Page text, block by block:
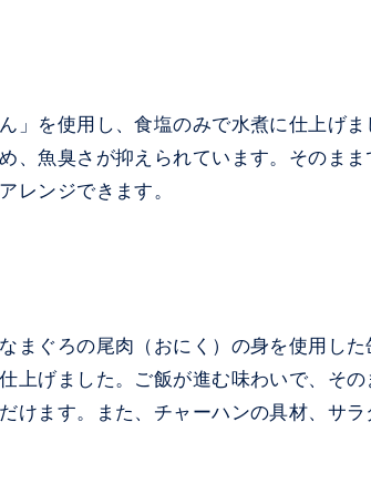
」を使用し、食塩のみで水煮に仕上げ
、魚臭さが抑えられています。そのま
レンジできます。
まぐろの尾肉（おにく）の身を使用した
上げました。ご飯が進む味わいで、その
けます。また、チャーハンの具材、サ